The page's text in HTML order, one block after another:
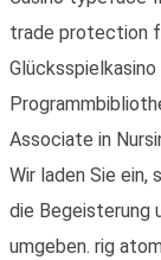
trade protection
Associate in
Wir laden Sie ein,
die Begeisterung
umgeben. rig